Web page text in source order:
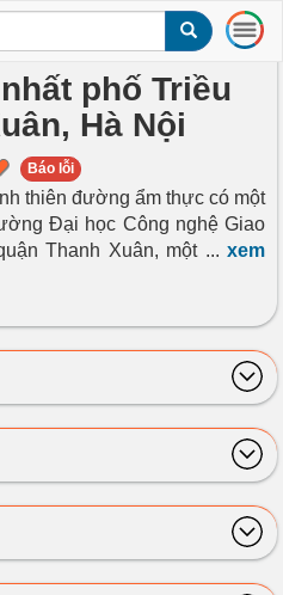
T
o
g
a
v
g
i
o
n
phố Triều
Hà Nội
Báo lỗi
thiên đường ẩm thực có một
Đại học Công nghệ Giao
Thanh Xuân, một ... xem